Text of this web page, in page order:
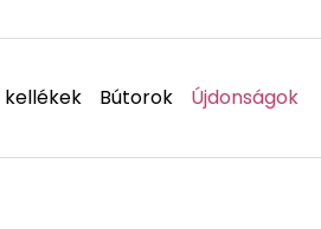
Bútorok Újdonságok